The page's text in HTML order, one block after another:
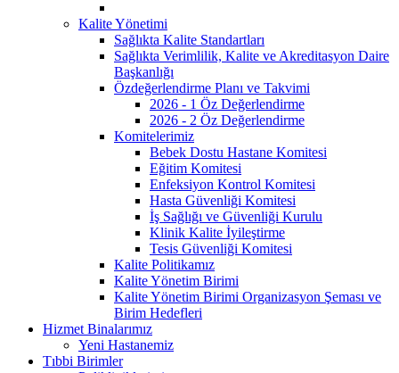
Kalite Yönetimi
Sağlıkta Kalite Standartları
Sağlıkta Verimlilik, Kalite ve Akreditasyon Daire
Başkanlığı
Özdeğerlendirme Planı ve Takvimi
2026 - 1 Öz Değerlendirme
2026 - 2 Öz Değerlendirme
Komitelerimiz
Bebek Dostu Hastane Komitesi
Eğitim Komitesi
Enfeksiyon Kontrol Komitesi
Hasta Güvenliği Komitesi
İş Sağlığı ve Güvenliği Kurulu
Klinik Kalite İyileştirme
Tesis Güvenliği Komitesi
Kalite Politikamız
Kalite Yönetim Birimi
Kalite Yönetim Birimi Organizasyon Şeması ve
Birim Hedefleri
Hizmet Binalarımız
Yeni Hastanemiz
Tıbbi Birimler